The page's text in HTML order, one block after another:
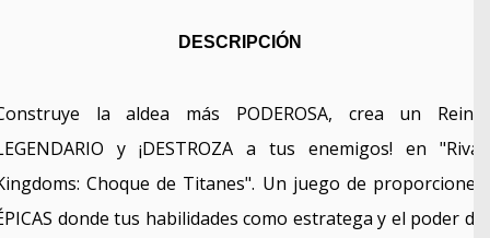
DESCRIPCIÓN
la aldea más PODEROSA, crea un Reino
y ¡DESTROZA a tus enemigos! en "Rival
Choque de Titanes". Un juego de proporciones
donde tus habilidades como estratega y el poder de